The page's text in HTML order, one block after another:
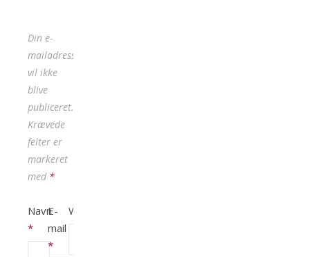
Din e-
mailadresse
vil ikke
blive
publiceret.
Krævede
felter er
markeret
med *
Navn
*
E-
mail
*
Websted